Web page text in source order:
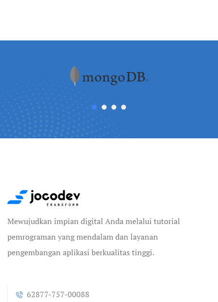
Mewujudkan impian digital Anda melalui tutorial
pemrograman yang mendalam dan layanan
pengembangan aplikasi berkualitas tinggi.
62877-757-00088